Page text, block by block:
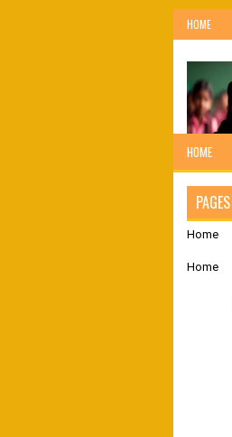
HOME
HOME
PAGES
Home
Home